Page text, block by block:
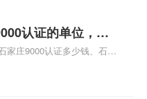
详情可查看下方正文！
认证的单位，石
证的公司
家庄9000认证多少钱、石家
多少钱、石家庄9000认证